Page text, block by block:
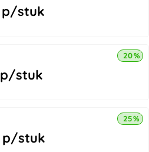
p/stuk
p/stuk
20%
p/stuk
25%